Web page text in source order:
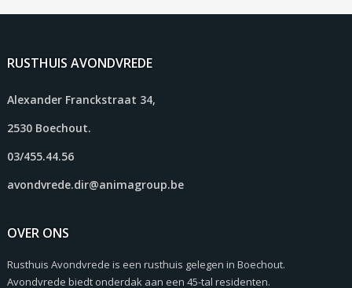
RUSTHUIS AVONDVREDE
Alexander Franckstraat 34,
2530 Boechout.
03/455.44.56
avondvrede.dir@animagroup.be
OVER ONS
Rusthuis Avondvrede is een rusthuis gelegen in Boechout.
Avondvrede biedt onderdak aan een 45-tal residenten.